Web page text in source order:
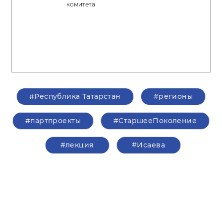
комитета
#Республика Татарстан #регионы
#партпроекты #СтаршееПоколение
#лекция #Исаева